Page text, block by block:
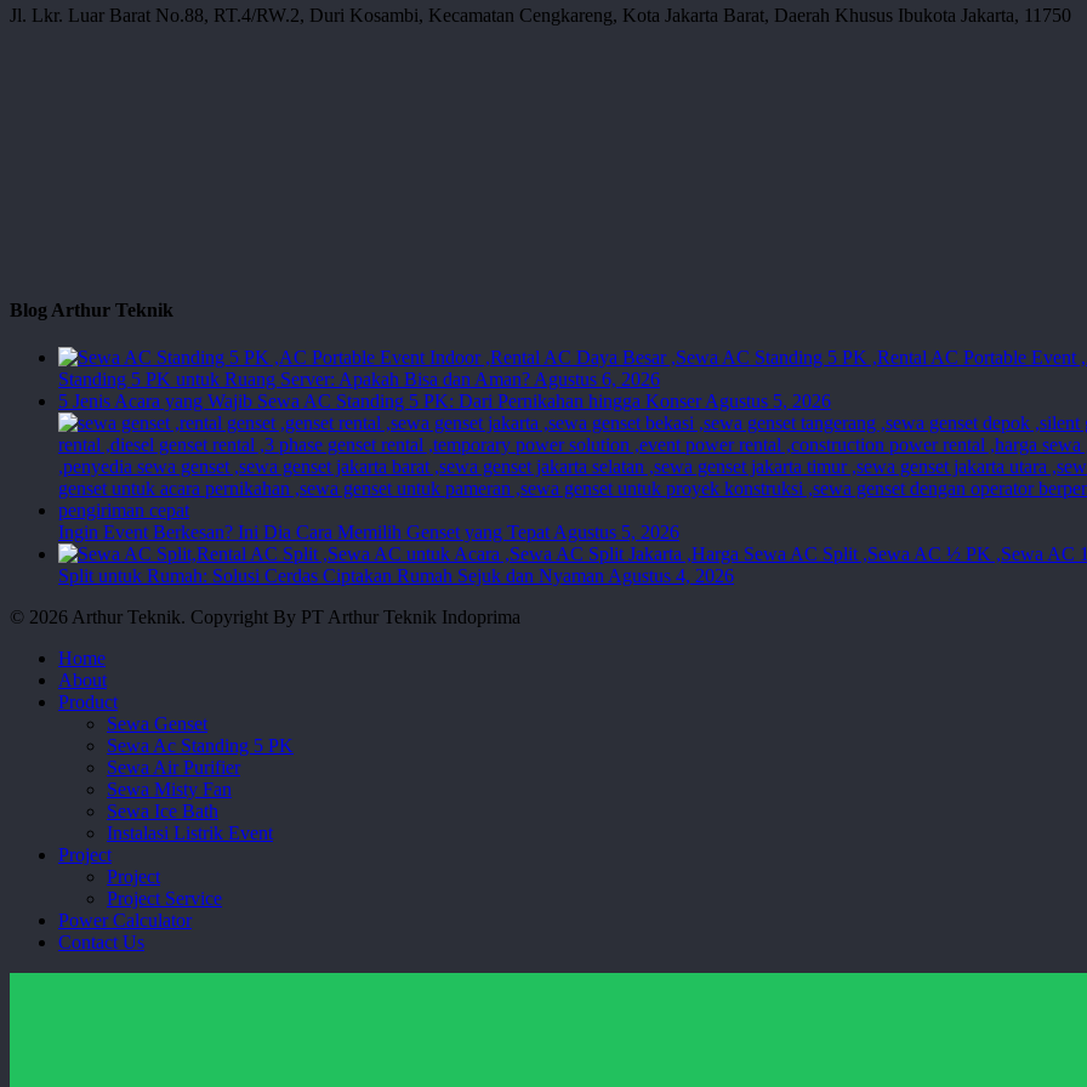
Jl. Lkr. Luar Barat No.88, RT.4/RW.2, Duri Kosambi, Kecamatan Cengkareng, Kota Jakarta Barat, Daerah Khusus Ibukota Jakarta, 11750
Blog Arthur Teknik
Standing 5 PK untuk Ruang Server: Apakah Bisa dan Aman? Agustus 6, 2026
5 Jenis Acara yang Wajib Sewa AC Standing 5 PK: Dari Pernikahan hingga Konser Agustus 5, 2026
Ingin Event Berkesan? Ini Dia Cara Memilih Genset yang Tepat Agustus 5, 2026
Split untuk Rumah: Solusi Cerdas Ciptakan Rumah Sejuk dan Nyaman Agustus 4, 2026
© 2026 Arthur Teknik. Copyright By PT Arthur Teknik Indoprima
Close
Menu
Home
About
Product
Sewa Genset
Sewa Ac Standing 5 PK
Sewa Air Purifier
Sewa Misty Fan
Sewa Ice Bath
Instalasi Listrik Event
Project
Project
Project Service
Power Calculator
Contact Us